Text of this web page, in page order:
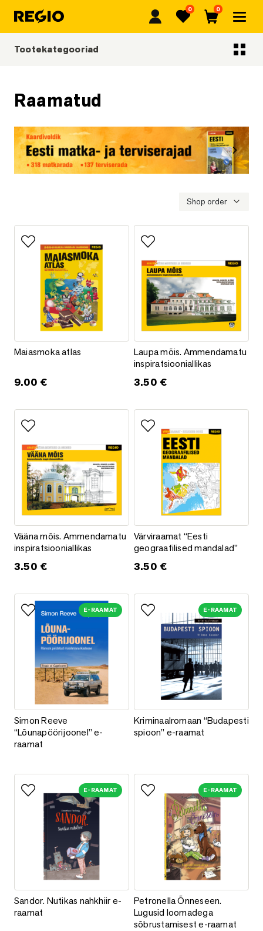
Regio Lemmikud
0
Ostukorv
0
Raamatud
Shop order
Lisa lemmikutesse
Maiasmoka atlas
Maiasmoka atlas
9.00 €
Laupa mõis. Ammendamatu
Laupa mõis. Ammendamatu
inspiratsiooniallikas
3.50 €
Vääna mõis. Ammendamatu inspiratsiooniallikas
Vääna mõis. Ammendamatu
inspiratsiooniallikas
3.50 €
Lisa lemmikutesse
Värviraamat “Eesti
Värviraamat “Eesti
geograafilised mandalad”
3.50 €
E-RAAMAT
Lisa lemmikutesse
Simon Reeve “Lõunapöörijoonel” e-raamat
Simon Reeve
“Lõunapöörijoonel” e-
raamat
E-RAAMAT
Lisa lemmikutesse
Kriminaalromaan “Budapesti
Kriminaalromaan “Budapesti
spioon” e-raamat
E-RAAMAT
Lisa lemmikutesse
Sandor. Nutikas nahkhiir e-raamat
Sandor. Nutikas nahkhiir e-
raamat
E-RAAMAT
Lisa lemmikutesse
Petronella Õnneseen. Lugusid
Petronella Õnneseen.
Lugusid loomadega
sõbrustamisest e-raamat
Tootekategooriad